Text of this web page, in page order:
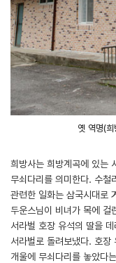
옛 역명(
희방사는 희방계곡에 있는
무쇠다리를 의미한다. 수철
관련한 일화는 삼국시대로
두운스님이 비녀가 목에 걸
서라벌 호장 유석의 딸을
서라벌로 돌려보냈다. 호장
개울에 무쇠다리를 놓았다